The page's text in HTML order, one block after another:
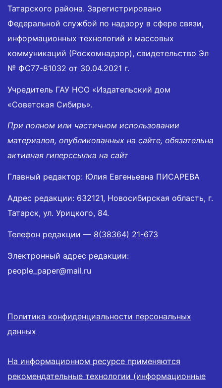
Татарского района. Зарегистрировано
Федеральной службой по надзору в сфере связи,
информационных технологий и массовых
коммуникаций (Роскомнадзор), свидетельство Эл
№ ФС77-81032 от 30.04.2021 г.
Учредитель ГАУ НСО «Издательский дом
«Советская Сибирь».
При полном или частичном использовании
материалов, опубликованных на сайте, обязательна
активная гиперссылка на сайт
Главный редактор: Юлия Евгеньевна ПИСАРЕВА
Адрес редакции: 632121, Новосибирская область, г.
Татарск, ул. Урицкого, 84.
Телефон редакции — 8(38364) 21-673
Электронный адрес редакции:
people_paper@mail.ru
Политика конфиденциальности персональных
данных
На информационном ресурсе применяются
рекомендательные технологии (информационные